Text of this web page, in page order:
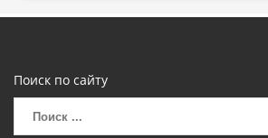
Поиск по сайту